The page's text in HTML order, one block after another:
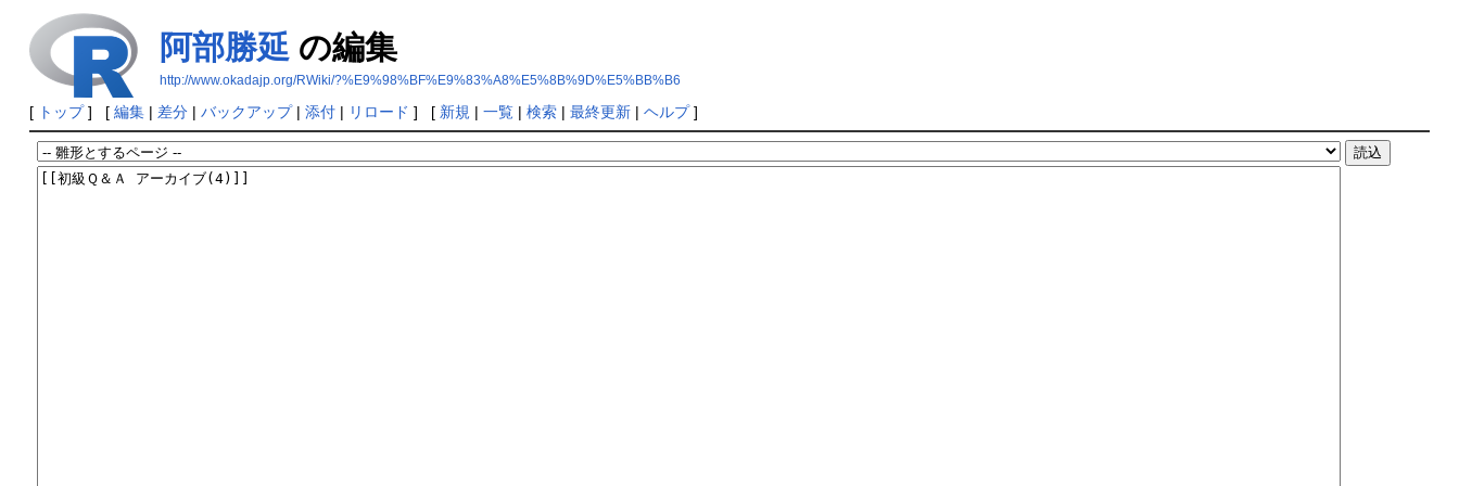
阿部勝延の編集
http://www.okadajp.org/RWiki/?%E9%98%BF%E9%83%A8%E5%8B%9D%E5%BB%B6
[ トップ] [ 編集| 差分| バックアップ| 添付| リロード ] [ 新規 | 一覧| 検索| 最終更新| ヘルプ]